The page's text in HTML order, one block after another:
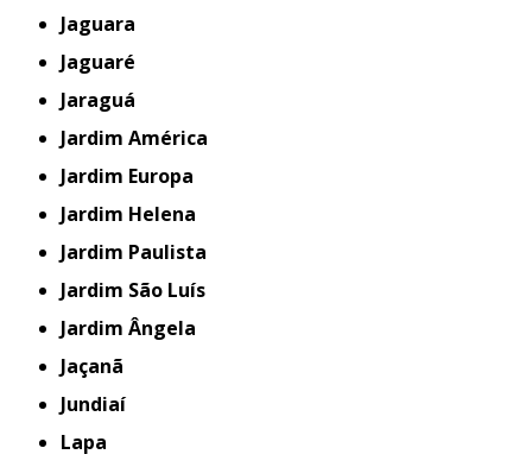
Jaguara
Jaguaré
Jaraguá
Jardim América
Jardim Europa
Jardim Helena
Jardim Paulista
Jardim São Luís
Jardim Ângela
Jaçanã
Jundiaí
Lapa